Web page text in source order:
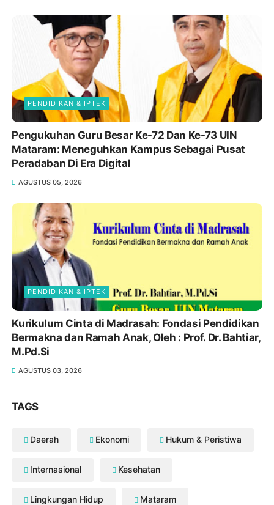
PENDIDIKAN & IPTEK
Pengukuhan Guru Besar Ke-72 Dan Ke-73 UIN
Mataram: Meneguhkan Kampus Sebagai Pusat
Peradaban Di Era Digital
AGUSTUS 05, 2026
PENDIDIKAN & IPTEK
Kurikulum Cinta di Madrasah: Fondasi Pendidikan
Bermakna dan Ramah Anak, Oleh : Prof. Dr. Bahtiar,
M.Pd.Si
AGUSTUS 03, 2026
TAGS
Daerah Ekonomi Hukum & Peristiwa
Internasional Kesehatan
Lingkungan Hidup Mataram